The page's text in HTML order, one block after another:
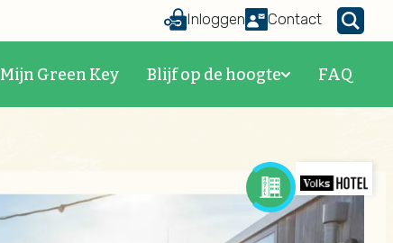
Inloggen Contact
Mijn Green Key Blijf op de hoogte FAQ